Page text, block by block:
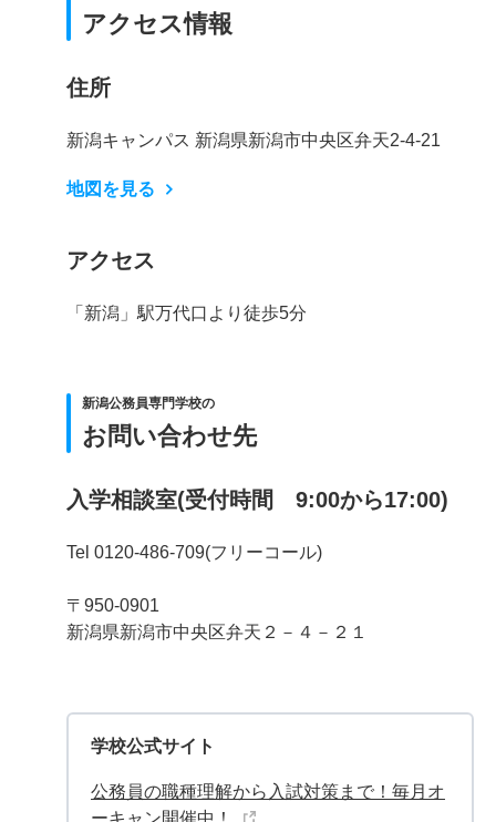
アクセス情報
住所
新潟キャンパス 新潟県新潟市中央区弁天2-4-21
地図を見る
アクセス
「新潟」駅万代口より徒歩5分
新潟公務員専門学校の
お問い合わせ先
入学相談室(受付時間 9:00から17:00)
Tel 0120-486-709(フリーコール)
〒950-0901
新潟県新潟市中央区弁天２－４－２１
学校公式サイト
公務員の職種理解から入試対策まで！毎月オ
ーキャン開催中！